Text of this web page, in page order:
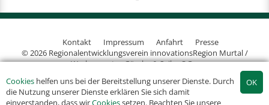
Cookies helfen uns bei der Bereitstellung unserer Dienste. Durch
die Nutzung unserer Dienste erklären Sie sich damit
einverstanden, dass wirCookiessetzen. Beachten Sie unsere
Kontakt Impressum Anfahrt
Presse
© 2026 Regionalentwicklungsverein innovationsRegion Murtal /
Werbeagentur Gössler & Sailer OG